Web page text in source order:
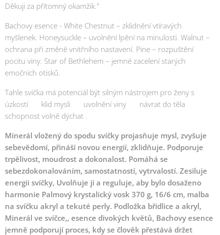
Děkuji za přítomný okamžik."
Bachovy esence - White Chestnut – zklidnění vtíravých
myšlenek. Honeysuckle – uvolnění lpění na minulosti. Walnut –
ochrana při změně vnitřního nastavení. Pine – rozpuštění
pocitu viny. Star of Bethlehem – jemné zacelení starých
emočních otisků.
Tahle svíčka má potenciál být silným nástrojem pro ženy s
úzkostí ➡️ klid mysli ➡️ uvolnění viny ➡️ návrat do těla ➡️
schopnost volně dýchat .
Minerál vložený do spodu svíčky projasňuje mysl, zvyšuje
sebevědomí, přináší novou energií, zklidňuje. Podporuje
trpělivost, moudrost a dokonalost. Pomáhá se
sebezdokonalováním, samostatností, vytrvalostí. Zesiluje
energii svíčky, Uvolňuje ji a reguluje, aby bylo dosaženo
harmonie Palmový krystalický vosk 370 g, 16/6 cm, malba
na svíčku akryl a tekuté perly. Podložka břidlice a akryl,
Minerál ve svíčce,, esence divokých květů, Bachovy esence
jemně podporují proces, kdy se člověk přestává držet